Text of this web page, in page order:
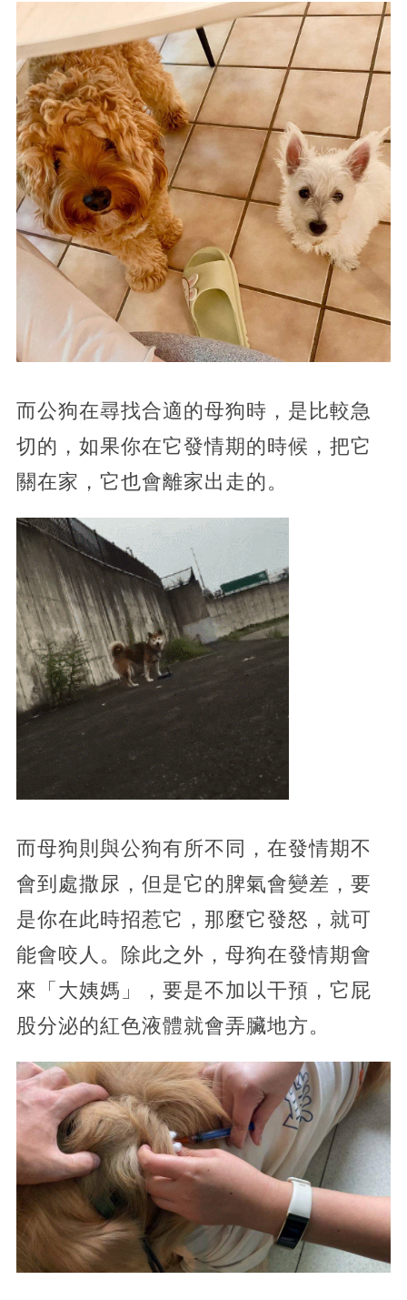
而公狗在尋找合適的母狗時，是比較急
切的，如果你在它發情期的時候，把它
關在家，它也會離家出走的。
而母狗則與公狗有所不同，在發情期不
會到處撒尿，但是它的脾氣會變差，要
是你在此時招惹它，那麼它發怒，就可
能會咬人。除此之外，母狗在發情期會
來「大姨媽」，要是不加以干預，它屁
股分泌的紅色液體就會弄臟地方。